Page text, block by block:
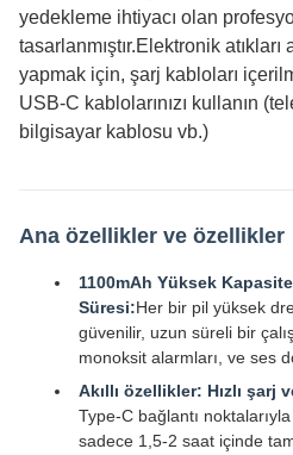
yedekleme ihtiyacı olan
tasarlanmıştır.Elektronik
yapmak için, şarj kabloları
USB-C kablolarınızı kullanın
bilgisayar kablosu vb.)
Ana özellikler ve özellikler
1100mAh Yüksek
Süresi:Her bir pil yüksek
güvenilir, uzun süreli bir
monoksit alarmları, ve ses
Akıllı özellikler: Hızlı şarj
Type-C bağlantı
sadece 1,5-2 saat içinde